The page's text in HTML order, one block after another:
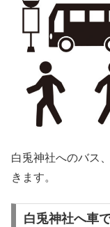
白兎神社へのバス
きます。
白兎神社へ車